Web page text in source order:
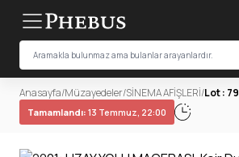
Anasayfa/Müzayedeler/SİNEMA AFİŞLERİ/Lot : 79
Tamamlandı: 13 Temmuz, 22:00